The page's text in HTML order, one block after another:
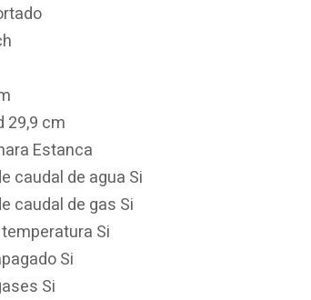
29,9 cm
Estanca
caudal de agua Si
caudal de gas Si
Si
Si
Si